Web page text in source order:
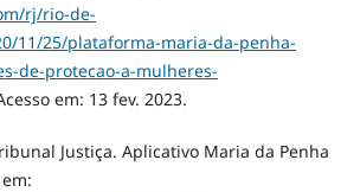
rj/rio-de-
11/25/plataforma-maria-da-penha-
de-protecao-a-mulheres-
em: 13 fev. 2023.
Justiça. Aplicativo Maria da Penha